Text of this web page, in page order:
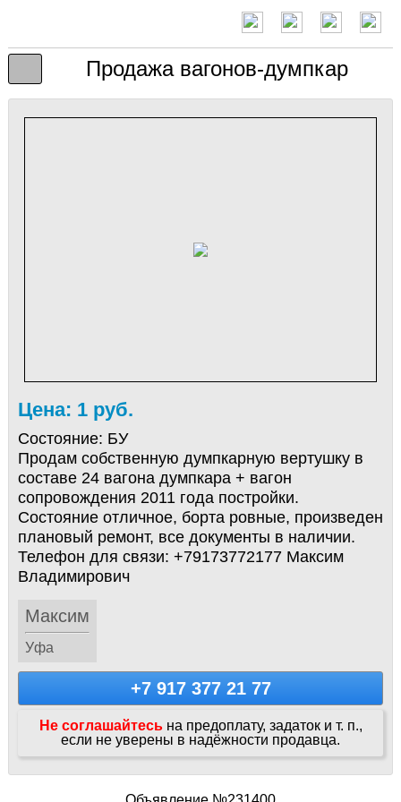
Продажа вагонов-думпкар
Цена: 1 руб.
Состояние: БУ
Продам собственную думпкарную вертушку в
составе 24 вагона думпкара + вагон
сопровождения 2011 года постройки.
Состояние отличное, борта ровные, произведен
плановый ремонт, все документы в наличии.
Телефон для связи: +79173772177 Максим
Владимирович
Максим
Уфа
+7 917 377 21 77
Не соглашайтесь на предоплату, задаток и т. п.,
если не уверены в надёжности продавца.